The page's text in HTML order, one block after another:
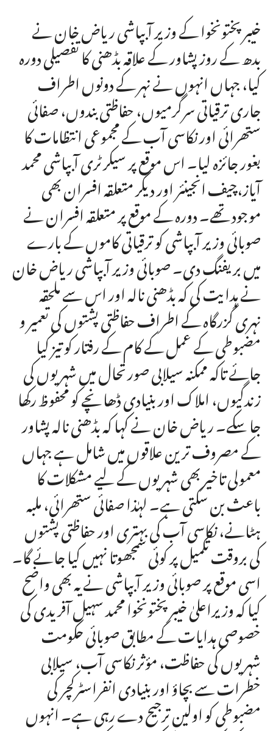
خیبرپختونخوا کے وزیر آبپاشی ریاض خان نے
بدھ کے روز پشاور کے علاقہ بڈھنی کا تفصیلی دورہ
کیا، جہاں انہوں نے نہر کے دونوں اطراف
جاری ترقیاتی سرگرمیوں، حفاظتی بندوں، صفائی
ستھرائی اور نکاسی آب کے مجموعی انتظامات کا
بغور جائزہ لیا۔ اس موقع پر سیکرٹری آبپاشی محمد
آیاز،چیف انجینئر اور دیگر متعلقہ افسران بھی
موجود تھے۔ دورہ کے موقع پر متعلقہ افسران نے
صوبائی وزیر آبپاشی کو ترقیاتی کاموں کے بارے
میں بریفنگ دی۔ صوبائی وزیر آبپاشی ریاض خان
نے ہدایت کی کہ بڈھنی نالہ اور اس سے ملحقہ
نہری گزرگاہ کے اطراف حفاظتی پشتوں کی تعمیر و
مضبوطی کے عمل کے کام کے رفتار کو تیز کیا
جائے تاکہ ممکنہ سیلابی صورتحال میں شہریوں کی
زندگیوں، املاک اور بنیادی ڈھانچے کو محفوظ رکھا
جا سکے۔ ریاض خان نے کہا کہ بڈھنی نالہ پشاور
کے مصروف ترین علاقوں میں شامل ہے جہاں
معمولی تاخیر بھی شہریوں کے لیے مشکلات کا
باعث بن سکتی ہے۔ لہٰذا صفائی ستھرائی، ملبہ
ہٹانے، نکاسی آب کی بہتری اور حفاظتی پشتوں
کی بروقت تکمیل پر کوئی سمجھوتا نہیں کیا جائے گا۔
اسی موقع پر صوبائی وزیر آبپاشی نے یہ بھی واضح
کیا کہ وزیراعلیٰ خیبرپختونخوا محمد سہیل آفریدی کی
خصوصی ہدایات کے مطابق صوبائی حکومت
شہریوں کی حفاظت، مؤثر نکاسی آب، سیلابی
خطرات سے بچاؤ اور بنیادی انفراسٹرکچر کی
مضبوطی کو اولین ترجیح دے رہی ہے۔ انہوں